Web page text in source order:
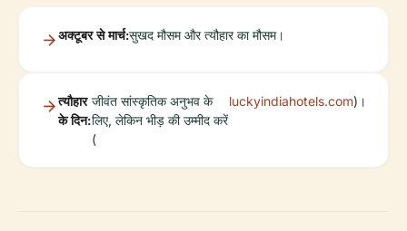
अक्टूबर से मार्च:सुखद मौसम और त्यौहार का मौसम।
त्यौहार
के दिन:
जीवंत सांस्कृतिक अनुभव के
लिए, लेकिन भीड़ की उम्मीद करें
(
luckyindiahotels.com)।